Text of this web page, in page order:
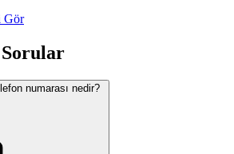
Gör
Sorular
numarası nedir?